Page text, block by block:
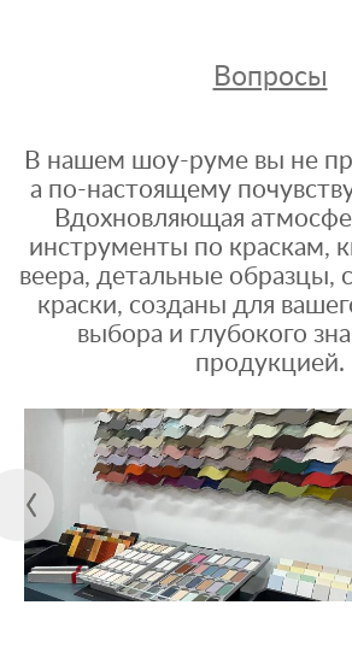
Вопросы
В нашем шоу-руме вы не
а по-настоящему
Вдохновляющая
инструменты по краскам,
веера, детальные образцы,
краски, созданы для
выбора и глубокого
продукцией.